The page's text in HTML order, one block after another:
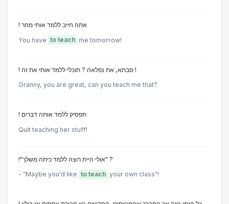
! אתה חייב ללמד אותי מחר
You have to teach me tomorrow!
! סבתא, את נפלאה ? תוכלי ללמד אותי את זה !
Granny, you are great, can you teach me that?
! תפסיק ללמד אותה דברים
Quit teaching her stuff!
!"אולי היית רוצה ללמד כיתה משלך" ?
- "Maybe you'd like to teach your own class"!